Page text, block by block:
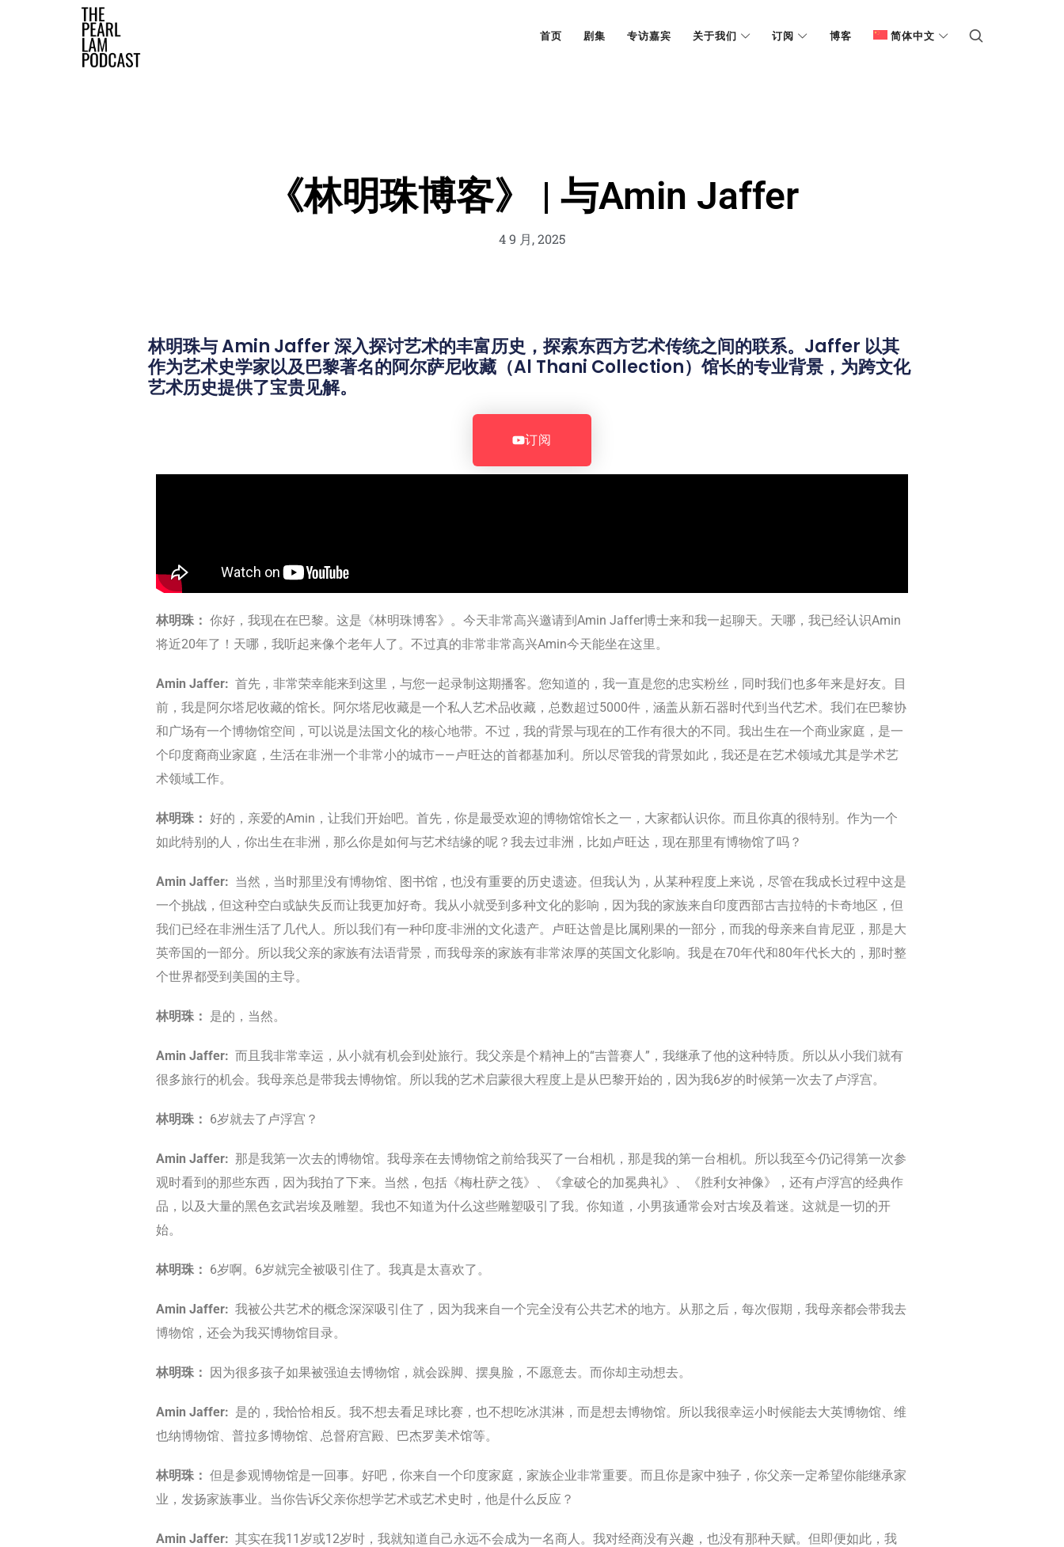
首页 剧集 专访嘉宾 关于我们 订阅 博客 简体中文
《林明珠博客》 | 与Amin Jaffer
4 9 月, 2025
林明珠与 Amin Jaffer 深入探讨艺术的丰富历史，探索东西方艺术传统之间的联系。Jaffer 以其
作为艺术史学家以及巴黎著名的阿尔萨尼收藏（Al Thani Collection）馆长的专业背景，为跨文化
艺术历史提供了宝贵见解。
订阅
林明珠： 你好，我现在在巴黎。这是《林明珠博客》。今天非常高兴邀请到Amin Jaffer博士来和我一起聊天。天哪，我已经认识Amin
将近20年了！天哪，我听起来像个老年人了。不过真的非常非常高兴Amin今天能坐在这里。
Amin Jaffer: 首先，非常荣幸能来到这里，与您一起录制这期播客。您知道的，我一直是您的忠实粉丝，同时我们也多年来是好友。目
前，我是阿尔塔尼收藏的馆长。阿尔塔尼收藏是一个私人艺术品收藏，总数超过5000件，涵盖从新石器时代到当代艺术。我们在巴黎协
和广场有一个博物馆空间，可以说是法国文化的核心地带。不过，我的背景与现在的工作有很大的不同。我出生在一个商业家庭，是一
个印度裔商业家庭，生活在非洲一个非常小的城市——卢旺达的首都基加利。所以尽管我的背景如此，我还是在艺术领域尤其是学术艺
术领域工作。
林明珠： 好的，亲爱的Amin，让我们开始吧。首先，你是最受欢迎的博物馆馆长之一，大家都认识你。而且你真的很特别。作为一个
如此特别的人，你出生在非洲，那么你是如何与艺术结缘的呢？我去过非洲，比如卢旺达，现在那里有博物馆了吗？
Amin Jaffer: 当然，当时那里没有博物馆、图书馆，也没有重要的历史遗迹。但我认为，从某种程度上来说，尽管在我成长过程中这是
一个挑战，但这种空白或缺失反而让我更加好奇。我从小就受到多种文化的影响，因为我的家族来自印度西部古吉拉特的卡奇地区，但
我们已经在非洲生活了几代人。所以我们有一种印度-非洲的文化遗产。卢旺达曾是比属刚果的一部分，而我的母亲来自肯尼亚，那是大
英帝国的一部分。所以我父亲的家族有法语背景，而我母亲的家族有非常浓厚的英国文化影响。我是在70年代和80年代长大的，那时整
个世界都受到美国的主导。
林明珠： 是的，当然。
Amin Jaffer: 而且我非常幸运，从小就有机会到处旅行。我父亲是个精神上的“吉普赛人”，我继承了他的这种特质。所以从小我们就有
很多旅行的机会。我母亲总是带我去博物馆。所以我的艺术启蒙很大程度上是从巴黎开始的，因为我6岁的时候第一次去了卢浮宫。
林明珠： 6岁就去了卢浮宫？
Amin Jaffer: 那是我第一次去的博物馆。我母亲在去博物馆之前给我买了一台相机，那是我的第一台相机。所以我至今仍记得第一次参
观时看到的那些东西，因为我拍了下来。当然，包括《梅杜萨之筏》、《拿破仑的加冕典礼》、《胜利女神像》，还有卢浮宫的经典作
品，以及大量的黑色玄武岩埃及雕塑。我也不知道为什么这些雕塑吸引了我。你知道，小男孩通常会对古埃及着迷。这就是一切的开
始。
林明珠： 6岁啊。6岁就完全被吸引住了。我真是太喜欢了。
Amin Jaffer: 我被公共艺术的概念深深吸引住了，因为我来自一个完全没有公共艺术的地方。从那之后，每次假期，我母亲都会带我去
博物馆，还会为我买博物馆目录。
林明珠： 因为很多孩子如果被强迫去博物馆，就会跺脚、摆臭脸，不愿意去。而你却主动想去。
Amin Jaffer: 是的，我恰恰相反。我不想去看足球比赛，也不想吃冰淇淋，而是想去博物馆。所以我很幸运小时候能去大英博物馆、维
也纳博物馆、普拉多博物馆、总督府宫殿、巴杰罗美术馆等。
林明珠： 但是参观博物馆是一回事。好吧，你来自一个印度家庭，家族企业非常重要。而且你是家中独子，你父亲一定希望你能继承家
业，发扬家族事业。当你告诉父亲你想学艺术或艺术史时，他是什么反应？
Amin Jaffer: 其实在我11岁或12岁时，我就知道自己永远不会成为一名商人。我对经商没有兴趣，也没有那种天赋。但即便如此，我